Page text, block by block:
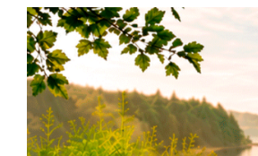
Siirry
sisältöön